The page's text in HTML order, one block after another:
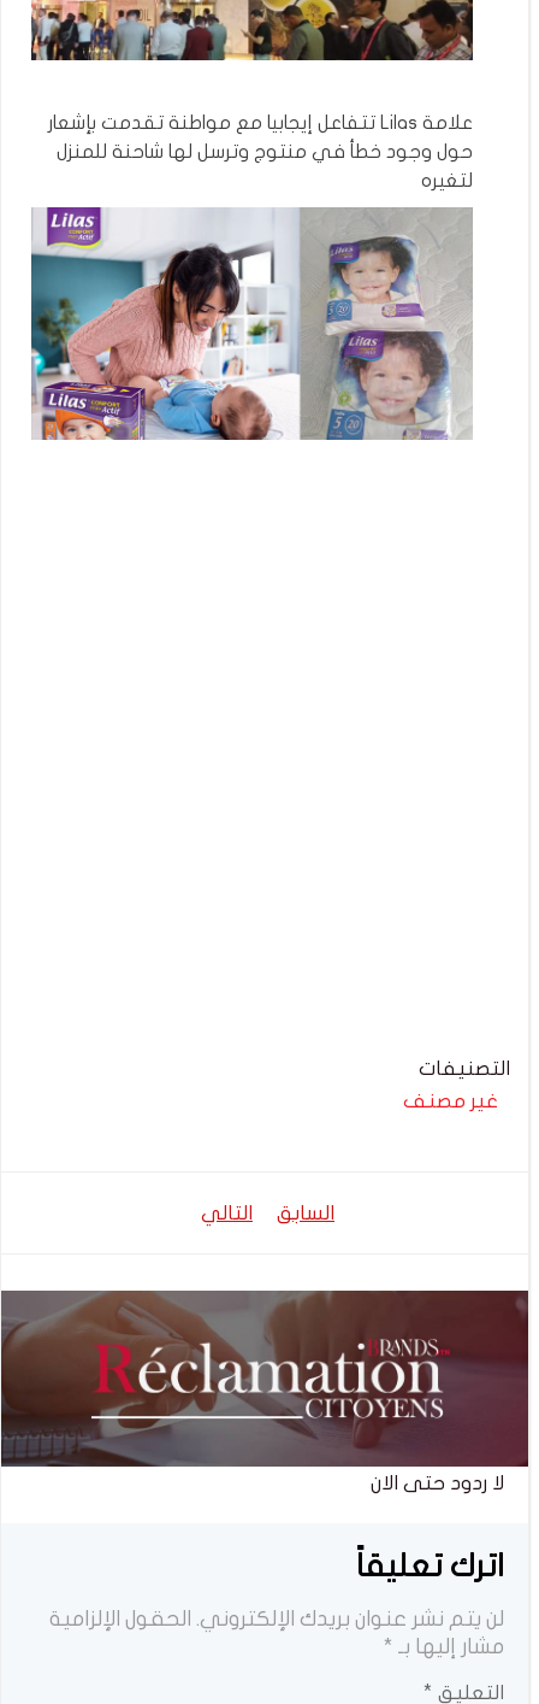
علامة Lilas تتفاعل إيجابيا مع مواطنة تقدمت بإشعار
حول وجود خطأ في منتوج وترسل لها شاحنة للمنزل
لتغيره
التصنيفات
غير مصنف
السابق
تصفّح
التالي
لا ردود حتى الان
اترك تعليقاً
لن يتم نشر عنوان بريدك الإلكتروني. الحقول الإلزامية
مشار إليها بـ *
التعليق *